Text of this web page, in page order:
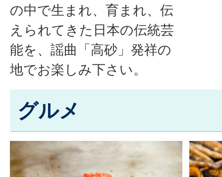
の中で生まれ、育まれ、伝
えられてきた日本の伝統芸
能を、謡曲「高砂」発祥の
地でお楽しみ下さい。
グルメ